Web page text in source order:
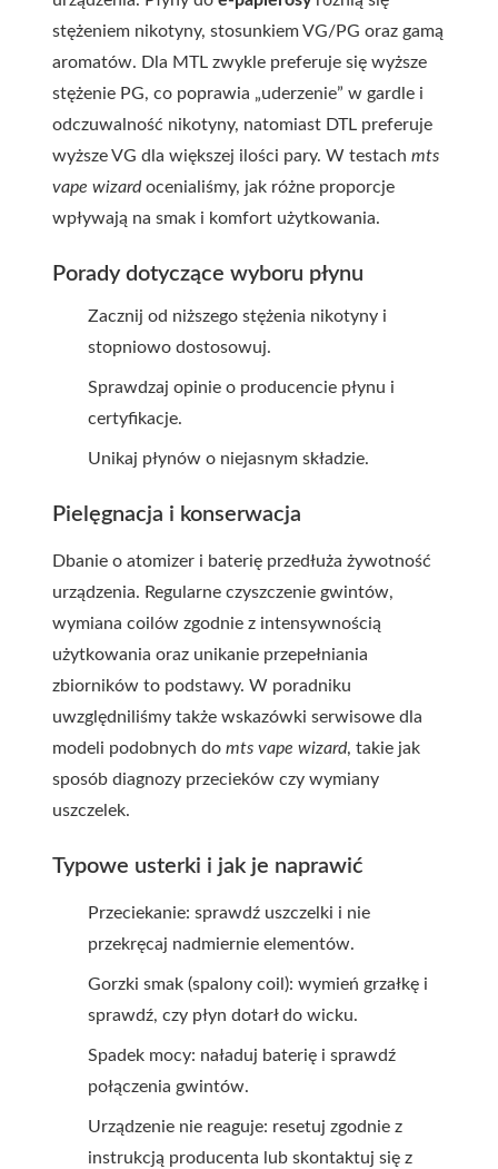
stężeniem nikotyny, stosunkiem VG/PG oraz gamą
aromatów. Dla MTL zwykle preferuje się wyższe
stężenie PG, co poprawia „uderzenie” w gardle i
odczuwalność nikotyny, natomiast DTL preferuje
wyższe VG dla większej ilości pary. W testach mts
vape wizardocenialiśmy, jak różne proporcje
wpływają na smak i komfort użytkowania.
Porady dotyczące wyboru płynu
Zacznij od niższego stężenia nikotyny i
stopniowo dostosowuj.
Sprawdzaj opinie o producencie płynu i
certyfikacje.
Unikaj płynów o niejasnym składzie.
Pielęgnacja i konserwacja
Dbanie o atomizer i baterię przedłuża żywotność
urządzenia. Regularne czyszczenie gwintów,
wymiana coilów zgodnie z intensywnością
użytkowania oraz unikanie przepełniania
zbiorników to podstawy. W poradniku
uwzględniliśmy także wskazówki serwisowe dla
modeli podobnych do mts vape wizard, takie jak
sposób diagnozy przecieków czy wymiany
uszczelek.
Typowe usterki i jak je naprawić
Przeciekanie: sprawdź uszczelki i nie
przekręcaj nadmiernie elementów.
Gorzki smak (spalony coil): wymień grzałkę i
sprawdź, czy płyn dotarł do wicku.
Spadek mocy: naładuj baterię i sprawdź
połączenia gwintów.
Urządzenie nie reaguje: resetuj zgodnie z
instrukcją producenta lub skontaktuj się z